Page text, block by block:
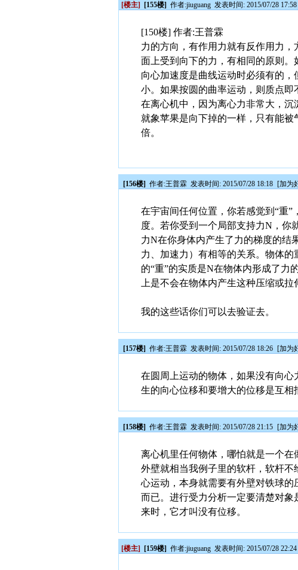
[楼主] [155楼] 作者:jiuguang 发表时间: 2015/07/28 17:58
[150楼] 作者:王普霖
力的方向，有作用力就有反作用力
面上受到向下的力，有相同的原则。
向心加速度是曲线运动时必须有的
小。如果按圆的曲率运动，则质点
在离心机中，因为离心力非常大，沉
就象苹果是向下掉的一样，只有能
倍。
[156楼] 作者:王普霖 发表时间: 2015/07/28 18:18 [加为
在宇宙间任何位置，你若感觉到“重
度。若你受到一个局部支持力N，你
力N在你身体内产生了力的梯度的结
力、加速力）有相等的关系。物体
的“重”的实质是N在物体内形成了力
上是不会在物体内产生这种压缩或
我的这些话你们可以去验证去。
[157楼] 作者:王普霖 发表时间: 2015/07/28 18:26 [加为
在圆周上运动的物体，如果没有向
生的向心位移和要增大的位移是互相
[158楼] 作者:王普霖 发表时间: 2015/07/28 21:15 [加为
离心机里任何物体，哪怕就是一个
外壁就相当我例子里的软杆，软杆
心运动，本身就需要有外壁对铁球
而已。进行受力分析一定要清楚对
来时，它才叫没有位移。
[楼主] [159楼] 作者:jiuguang 发表时间: 2015/07/28 22:24